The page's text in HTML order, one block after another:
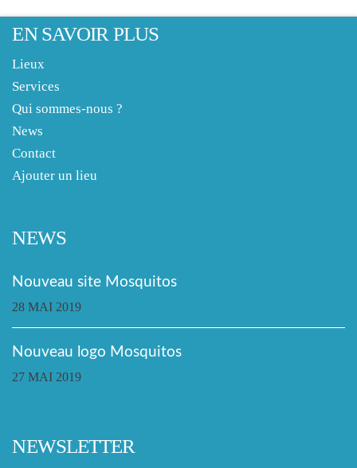
EN SAVOIR PLUS
Lieux
Services
Qui sommes-nous ?
News
Contact
Ajouter un lieu
NEWS
Nouveau site Mosquitos
28 MAI 2019
Nouveau logo Mosquitos
27 MAI 2019
NEWSLETTER